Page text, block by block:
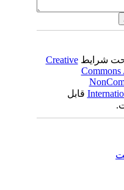
شرایطCreative
قابل